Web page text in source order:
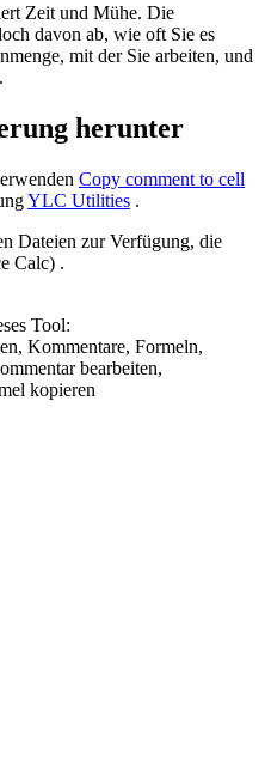
Zeit und Mühe. Die
davon ab, wie oft Sie es
mit der Sie arbeiten, und
herunter
Copy comment to cell
YLC Utilities .
Dateien zur Verfügung, die
Calc) .
Tool:
Kommentare, Formeln,
bearbeiten,
kopieren